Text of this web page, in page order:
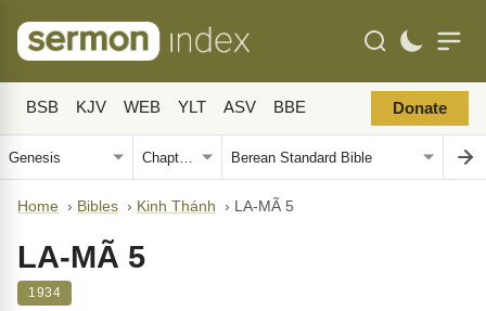
BSB KJV WEB YLT ASV BBE Donate
Home › Bibles › Kinh Thánh › LA-MÃ 5
LA-MÃ 5
1934